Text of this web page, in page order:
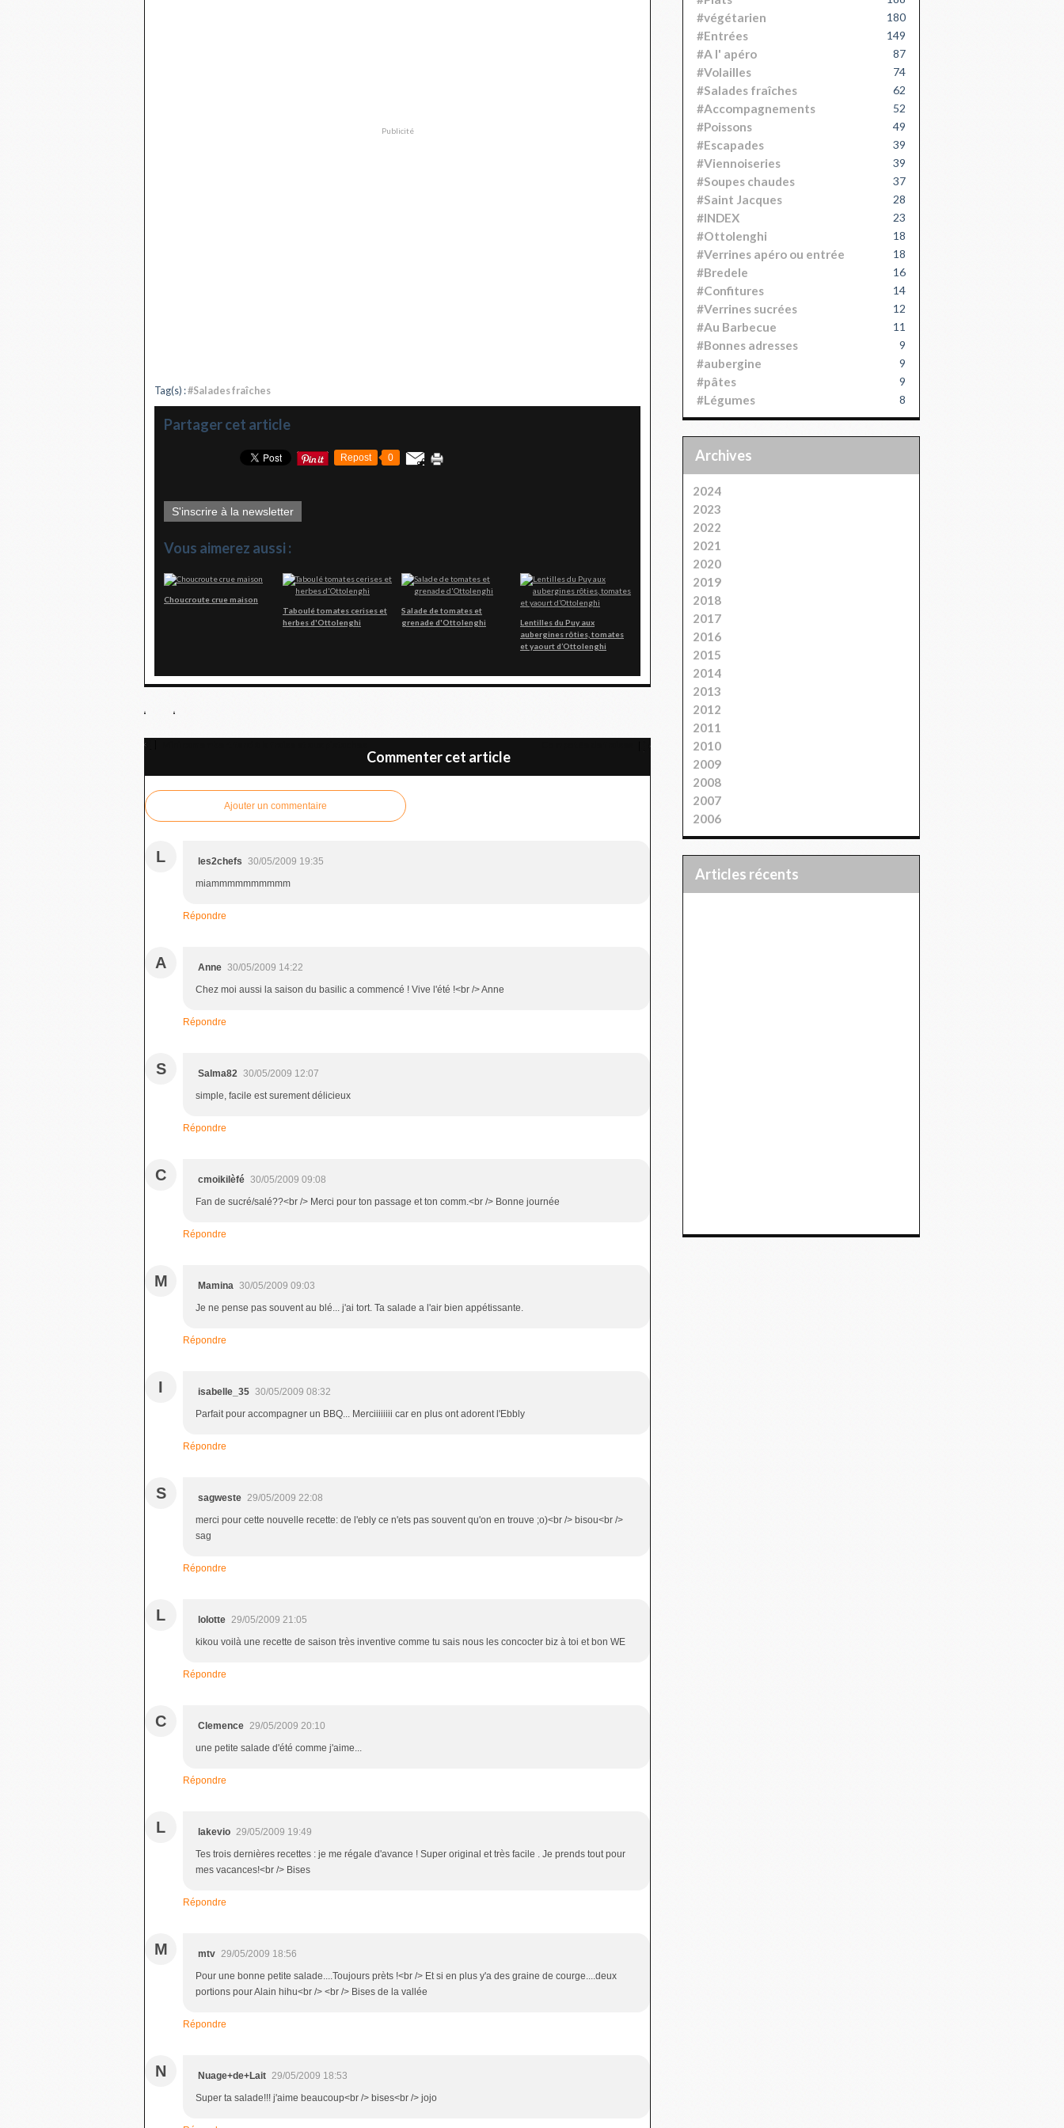
Publicité
Tag(s) :#Salades fraîches
Partager cet article
Repost 0
S'inscrire à la newsletter
Vous aimerez aussi :
Choucroute crue maison
Taboulé tomates cerises et
herbes d'Ottolenghi
Salade de tomates et
grenade d'Ottolenghi
Lentilles du Puy aux
aubergines rôties, tomates
et yaourt d’Ottolenghi
Commenter cet article
Ajouter un commentaire
L les2chefs 30/05/2009 19:35
miammmmmmmmmm
Répondre
A Anne 30/05/2009 14:22
Chez moi aussi la saison du basilic a commencé ! Vive l'été !<br /> Anne
Répondre
S Salma82 30/05/2009 12:07
simple, facile est surement délicieux
Répondre
C cmoikilèfé 30/05/2009 09:08
Fan de sucré/salé??<br /> Merci pour ton passage et ton comm.<br /> Bonne journée
Répondre
M Mamina 30/05/2009 09:03
Je ne pense pas souvent au blé... j'ai tort. Ta salade a l'air bien appétissante.
Répondre
I isabelle_35 30/05/2009 08:32
Parfait pour accompagner un BBQ... Merciiiiiiii car en plus ont adorent l'Ebbly
Répondre
S sagweste 29/05/2009 22:08
merci pour cette nouvelle recette: de l'ebly ce n'ets pas souvent qu'on en trouve ;o)<br /> bisou<br />
sag
Répondre
L lolotte 29/05/2009 21:05
kikou voilà une recette de saison très inventive comme tu sais nous les concocter biz à toi et bon WE
Répondre
C Clemence 29/05/2009 20:10
une petite salade d'été comme j'aime...
Répondre
L lakevio 29/05/2009 19:49
Tes trois dernières recettes : je me régale d'avance ! Super original et très facile . Je prends tout pour
mes vacances!<br /> Bises
Répondre
M mtv 29/05/2009 18:56
Pour une bonne petite salade....Toujours prèts !<br /> Et si en plus y'a des graine de courge....deux
portions pour Alain hihu<br /> <br /> Bises de la vallée
Répondre
N Nuage+de+Lait 29/05/2009 18:53
Super ta salade!!! j'aime beaucoup<br /> bises<br /> jojo
#végétarien 180
#Entrées 149
#A l' apéro 87
#Volailles 74
#Salades fraîches 62
#Accompagnements 52
#Poissons 49
#Escapades 39
#Viennoiseries 39
#Soupes chaudes 37
#Saint Jacques 28
#INDEX 23
#Ottolenghi 18
#Verrines apéro ou entrée 18
#Bredele 16
#Confitures 14
#Verrines sucrées 12
#Au Barbecue 11
#Bonnes adresses 9
#aubergine 9
#pâtes 9
#Légumes 8
Archives
2024
2023
2022
2021
2020
2019
2018
2017
2016
2015
2014
2013
2012
2011
2010
2009
2008
2007
2006
articles récents